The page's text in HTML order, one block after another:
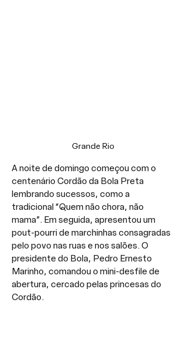
Grande Rio
A noite de domingo começou com o
centenário Cordão da Bola Preta
lembrando sucessos, como a
tradicional “Quem não chora, não
mama”. Em seguida, apresentou um
pout-pourri de marchinhas consagradas
pelo povo nas ruas e nos salões. O
presidente do Bola, Pedro Ernesto
Marinho, comandou o mini-desfile de
abertura, cercado pelas princesas do
Cordão.